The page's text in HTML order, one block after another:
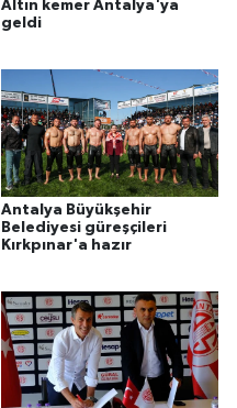
Altın kemer Antalya'ya
geldi
Antalya Büyükşehir
Belediyesi güreşçileri
Kırkpınar'a hazır